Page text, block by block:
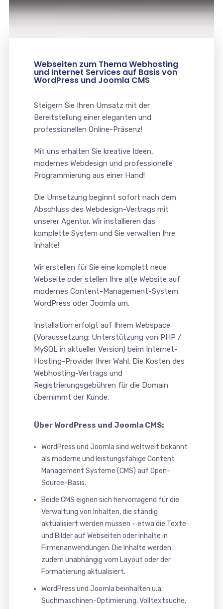
Webseiten zum Thema Webhosting
und Internet Services auf Basis von
WordPress und Joomla CMS
Steigern Sie Ihren Umsatz mit der
Bereitstellung einer eleganten und
professionellen Online-Präsenz!
Mit uns erhalten Sie kreative Ideen,
modernes Webdesign und professionelle
Programmierung aus einer Hand!
Die Umsetzung beginnt sofort nach dem
Abschluss des Webdesign-Vertrags mit
unserer Agentur. Wir installieren das
komplette System und Sie verwalten Ihre
Inhalte!
Wir erstellen für Sie eine komplett neue
Webseite oder stellen Ihre alte Website auf
modernes Content-Management-System
WordPress oder Joomla um.
Installation erfolgt auf Ihrem Webspace
(Voraussetzung: Unterstützung von PHP /
MySQL in aktueller Version) beim Internet-
Hosting-Provider Ihrer Wahl. Die Kosten des
Webhosting-Vertrags und
Registrierungsgebühren für die Domain
übernimmt der Kunde.
Über WordPress und Joomla CMS:
WordPress und Joomla sind weltweit bekannt
als moderne und leistungsfähige Content
Management Systeme (CMS) auf Open-
Source-Basis.
Beide CMS eignen sich hervorragend für die
Verwaltung von Inhalten, die ständig
aktualisiert werden müssen – etwa die Texte
und Bilder auf Webseiten oder Inhalte in
Firmenanwendungen. Die Inhalte werden
zudem unabhängig vom Layout oder der
Formatierung aktualisiert.
WordPress und Joomla beinhalten u.a.
Suchmaschinen-Optimierung, Volltextsuche,